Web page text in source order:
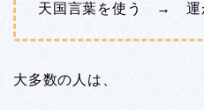
天国言葉を使う → 運
大多数の人は、